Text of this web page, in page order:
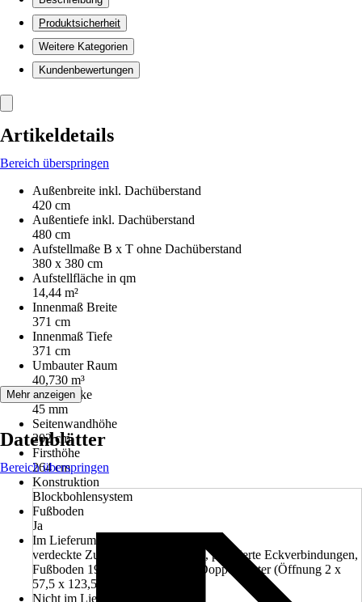
Produktsicherheit
Weitere Kategorien
Kundenbewertungen
Artikeldetails
Bereich überspringen
Außenbreite inkl. Dachüberstand
420 cm
Außentiefe inkl. Dachüberstand
480 cm
Aufstellmaße B x T ohne Dachüberstand
380 x 380 cm
Aufstellfläche in qm
14,44 m²
Innenmaß Breite
371 cm
Innenmaß Tiefe
371 cm
Umbauter Raum
40,730 m³
Wandstärke
45 mm
Seitenwandhöhe
202 cm
Firsthöhe
264 cm
Konstruktion
Blockbohlensystem
Fußboden
Ja
Im Lieferumfang enthalten
verdeckte Zuganker-Konstruktion, profilierte Eckverbindungen,
Fußboden 19 mm, 1 Dreh-Kipp-Doppelfenster (Öffnung 2 x
57,5 x 123,5 cm)
Nicht im Lieferumfang enthalten
Mehr anzeigen
Datenblätter
Bereich überspringen